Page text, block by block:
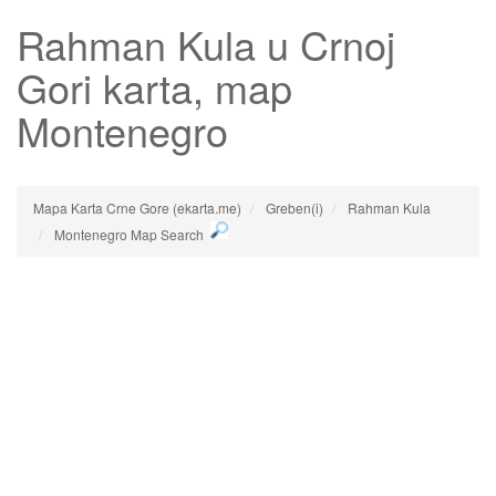
Rahman Kula u Crnoj
Gori karta, map
Montenegro
Mapa Karta Crne Gore (ekarta.me) Greben(i)
Rahman Kula
Montenegro Map Search